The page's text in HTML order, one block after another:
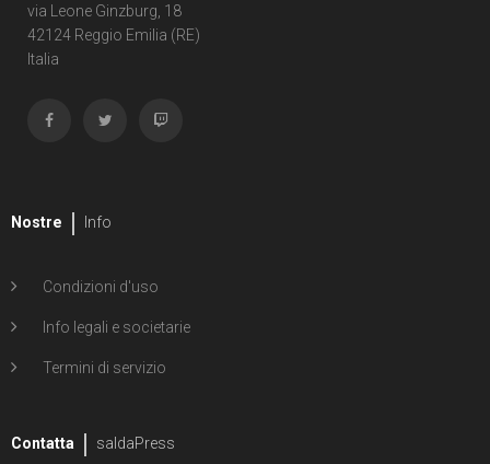
via Leone Ginzburg, 18
42124 Reggio Emilia (RE)
Italia
Nostre Info
Condizioni d'uso
Info legali e societarie
Termini di servizio
Contatta saldaPress